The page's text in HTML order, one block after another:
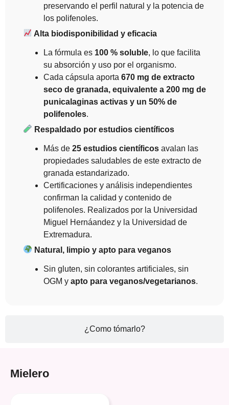
¿Como tómarlo?
preservando el perfil natural y la potencia de
los polifenoles.
Alta biodisponibilidad y eficacia
La fórmula es 100 % soluble, lo que facilita
su absorción y uso por el organismo.
Cada cápsula aporta 670 mg de extracto
seco de granada, equivalente a 200 mg de
punicalaginas activas y un 50% de
polifenoles.
Respaldado por estudios científicos
Más de 25 estudios científicos avalan las
propiedades saludables de este extracto de
granada estandarizado.
Certificaciones y análisis independientes
confirman la calidad y contenido de
polifenoles. Realizados por la Universidad
Miguel Hernáandez y la Universidad de
Extremadura.
Natural, limpio y apto para veganos
Sin gluten, sin colorantes artificiales, sin
OGM y apto para veganos/vegetarianos.
Mielero